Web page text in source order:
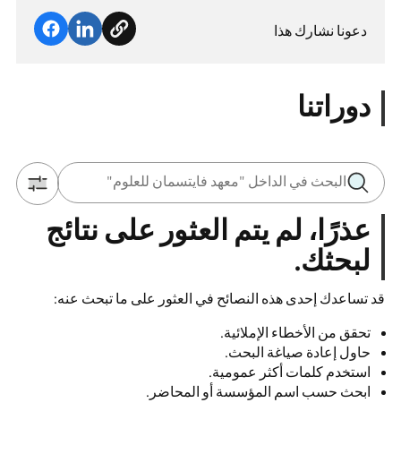
دعونا نشارك هذا
دوراتنا
عذرًا، لم يتم العثور على نتائج
لبحثك.
قد تساعدك إحدى هذه النصائح في العثور على ما تبحث عنه:
تحقق من الأخطاء الإملائية.
حاول إعادة صياغة البحث.
استخدم كلمات أكثر عمومية.
ابحث حسب اسم المؤسسة أو المحاضر.